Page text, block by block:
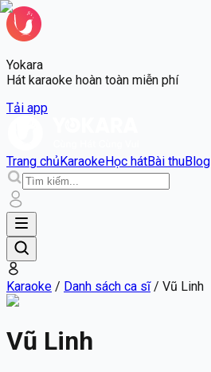
Yokara
Hát karaoke hoàn toàn miễn phí
Tải app
Trang chủKaraokeHọc hátBài thuBlog
Karaoke / Danh sách ca sĩ/ Vũ Linh
Vũ Linh